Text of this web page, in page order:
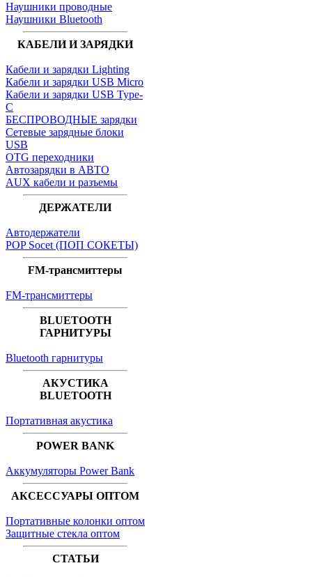
Наушники проводные
Наушники Bluetooth
КАБЕЛИ И ЗАРЯДКИ
Кабели и зарядки Lighting
Кабели и зарядки USB Micro
Кабели и зарядки USB Type-
C
БЕСПРОВОДНЫЕ зарядки
Сетевые зарядные блоки
USB
OTG переходники
Автозарядки в АВТО
AUX кабели и разъемы
ДЕРЖАТЕЛИ
Автодержатели
POP Socet (ПОП СОКЕТЫ)
FM-трансмиттеры
FM-трансмиттеры
BLUETOOTH
ГАРНИТУРЫ
Bluetooth гарнитуры
АКУСТИКА
BLUETOOTH
Портативная акустика
POWER BANK
Аккумуляторы Power Bank
АКСЕССУАРЫ ОПТОМ
Портативные колонки оптом
Защитные стекла оптом
СТАТЬИ